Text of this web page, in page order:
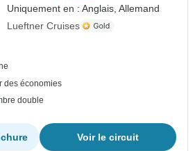
Uniquement en : Anglais, Allemand
Lueftner Cruises
des économies
double
Voir le circuit